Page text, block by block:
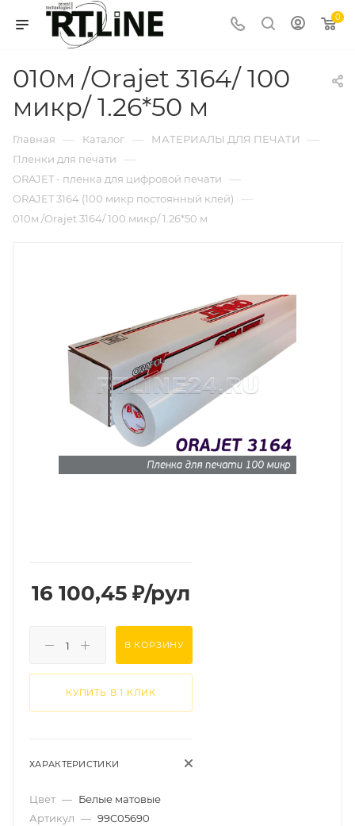
0
010м /Orajet 3164/ 100
микр/ 1.26*50 м
Главная — Каталог — МАТЕРИАЛЫ ДЛЯ ПЕЧАТИ —
Пленки для печати —
ORAJET - пленка для цифровой печати —
ORAJET 3164 (100 микр постоянный клей) —
010м /Orajet 3164/ 100 микр/ 1.26*50 м
16 100,45 ₽/рул
В КОРЗИНУ
КУПИТЬ В 1 КЛИК
ХАРАКТЕРИСТИКИ
Цвет — Белые матовые
Артикул — 99C05690